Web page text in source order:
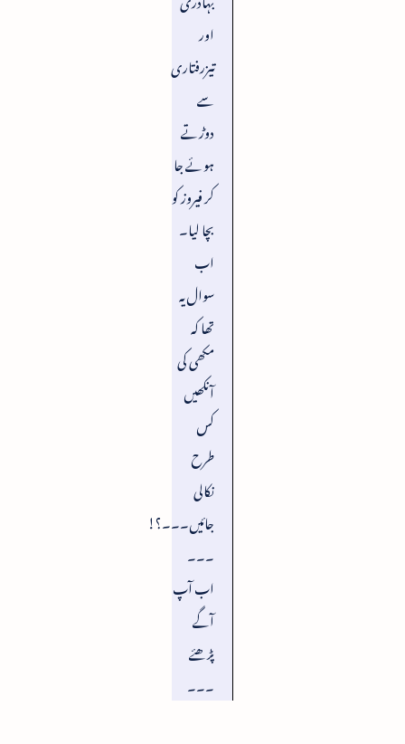
اور
تیزرفتاری
سے
دوڑتے
ہوئے جا
کر فیروز کو
بچا لیا۔
اب
سوال یہ
تھا کہ
مکھی کی
آنکھیں
کس
طرح
نکالی
جائیں۔۔۔؟!
۔۔۔
اب آپ
آگے
پڑھئے
۔۔۔